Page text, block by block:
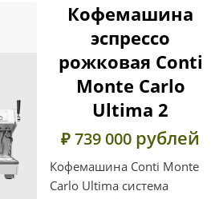
Кофемашина
эспрессо
рожковая Conti
Monte Carlo
Ultima 2
₽ 739 000 рублей
Кофемашина Conti Monte
Carlo Ultima система